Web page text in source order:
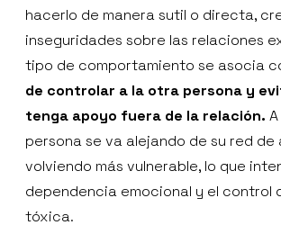
hacerlo de manera sutil o directa,
inseguridades sobre las relaciones
tipo de comportamiento se asocia
de controlar a la otra persona y
tenga apoyo fuera de la relación.
persona se va alejando de su red de
volviendo más vulnerable, lo que
dependencia emocional y el control
tóxica.